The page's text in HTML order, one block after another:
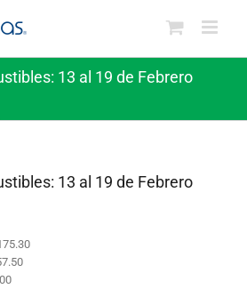
13 al 19 de Febrero
13 al 19 de Febrero